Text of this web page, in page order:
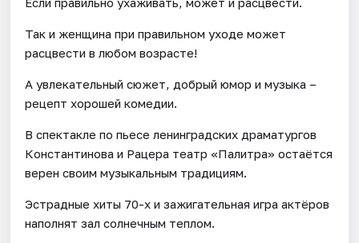
Так и женщина при правильном уходе может
расцвести в любом возрасте!
А увлекательный сюжет, добрый юмор и музыка –
рецепт хорошей комедии.
В спектакле по пьесе ленинградских драматургов
Константинова и Рацера театр «Палитра» остаётся
верен своим музыкальным традициям.
Эстрадные хиты 70-х и зажигательная игра актёров
наполнят зал солнечным теплом.